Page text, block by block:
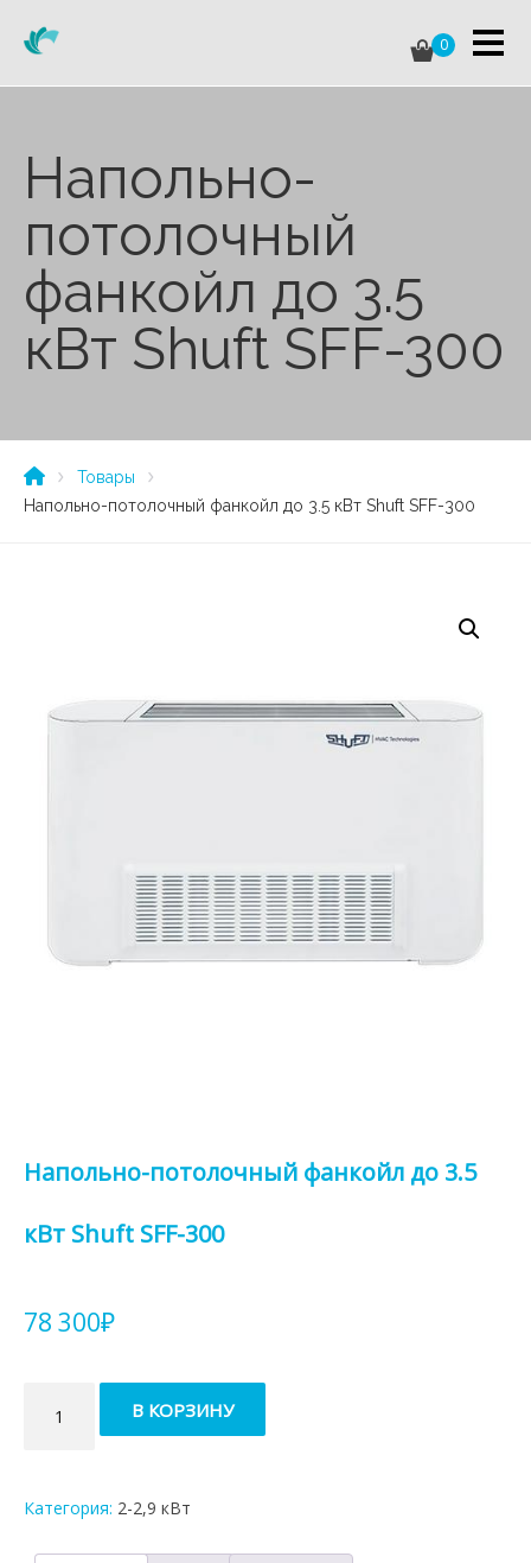
0
Напольно-
потолочный
фанкойл до 3.5
кВт Shuft SFF-300
Товары
Напольно-потолочный фанкойл до 3.5 кВт Shuft SFF-300
Напольно-потолочный фанкойл до 3.5
кВт Shuft SFF-300
78 300₽
товара
Напольно-
до
В КОРЗИНУ
Категория: 2-2,9 кВт